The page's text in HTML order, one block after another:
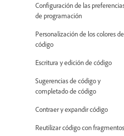
Configuración de las
de programación
Personalización de los colores
código
Escritura y edición de código
Sugerencias de código y
completado de código
Contraer y expandir código
Reutilizar código con fragmentos